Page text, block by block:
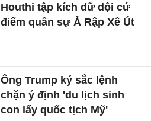
Houthi tập kích dữ dội cứ
điểm quân sự Ả Rập Xê Út
Ông Trump ký sắc lệnh
chặn ý định 'du lịch sinh
con lấy quốc tịch Mỹ'